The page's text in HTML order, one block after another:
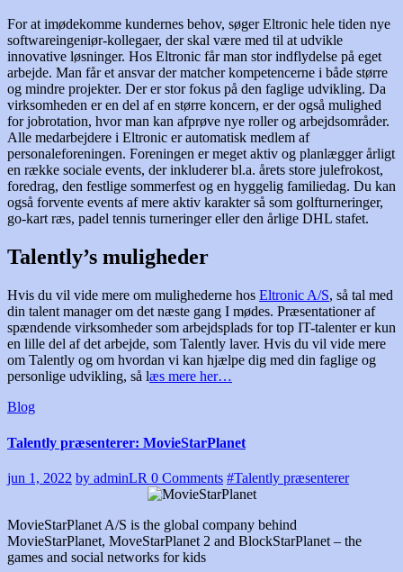
For at imødekomme kundernes behov, søger Eltronic hele tiden nye
softwareingeniør-kollegaer, der skal være med til at udvikle
innovative løsninger. Hos Eltronic får man stor indflydelse på eget
arbejde. Man får et ansvar der matcher kompetencerne i både større
og mindre projekter. Der er stor fokus på den faglige udvikling. Da
virksomheden er en del af en større koncern, er der også mulighed
for jobrotation, hvor man kan afprøve nye roller og arbejdsområder.
Alle medarbejdere i Eltronic er automatisk medlem af
personaleforeningen. Foreningen er meget aktiv og planlægger årligt
en række sociale events, der inkluderer bl.a. årets store julefrokost,
foredrag, den festlige sommerfest og en hyggelig familiedag. Du kan
også forvente events af mere aktiv karakter så som golfturneringer,
go-kart ræs, padel tennis turneringer eller den årlige DHL stafet.
Talently’s muligheder
Hvis du vil vide mere om mulighederne hos Eltronic A/S, så tal med
din talent manager om det næste gang I mødes. Præsentationer af
spændende virksomheder som arbejdsplads for top IT-talenter er kun
en lille del af det arbejde, som Talently laver. Hvis du vil vide mere
om Talently og om hvordan vi kan hjælpe dig med din faglige og
personlige udvikling, så læs mere her…
Blog
Talently præsenterer: MovieStarPlanet
jun 1, 2022 by adminLR 0 Comments #Talently præsenterer
MovieStarPlanet A/S is the global company behind
MovieStarPlanet, MoveStarPlanet 2 and BlockStarPlanet – the
games and social networks for kids